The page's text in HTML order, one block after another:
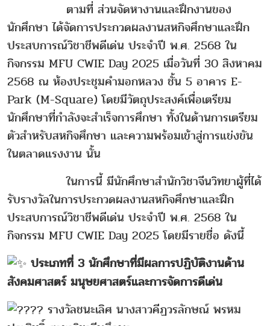
ตามที่ ส่วนจัดหางานและฝึกงานของ
นักศึกษา ได้จัดการประกวดผลงานสหกิจศึกษาและฝึก
ประสบการณ์วิชาชีพดีเด่น ประจำปี พ.ศ. 2568 ใน
กิจกรรม MFU CWIE Day 2025 เมื่อวันที่ 30 สิงหาคม
2568 ณ ห้องประชุมคำมอกหลวง ชั้น 5 อาคาร E-
Park (M-Square) โดยมีวัตถุประสงค์เพื่อเตรียม
นักศึกษาที่กำลังจะสำเร็จการศึกษา ทั้งในด้านการเตรียม
ตัวสำหรับสหกิจศึกษา และความพร้อมเข้าสู่การแข่งขัน
ในตลาดแรงงาน นั้น
ในการนี้ มีนักศึกษาสำนักวิชาจีนวิทยาผู้ที่ได้
รับรางวัลในการประกวดผลงานสหกิจศึกษาและฝึก
ประสบการณ์วิชาชีพดีเด่น ประจำปี พ.ศ. 2568 ใน
กิจกรรม MFU CWIE Day 2025 โดยมีรายชื่อ ดังนี้
ประเภทที่ 3 นักศึกษาที่มีผลการปฏิบัติงานด้าน
สังคมศาสตร์ มนุษยศาสตร์และการจัดการดีเด่น
รางวัลชนะเลิศ นางสาวคีฏวรลักษณ์ พรหม